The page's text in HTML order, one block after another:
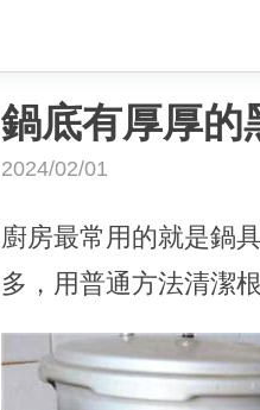
鍋底有厚厚的
2024/02/01
廚房最常用的就是鍋
多，用普通方法清潔